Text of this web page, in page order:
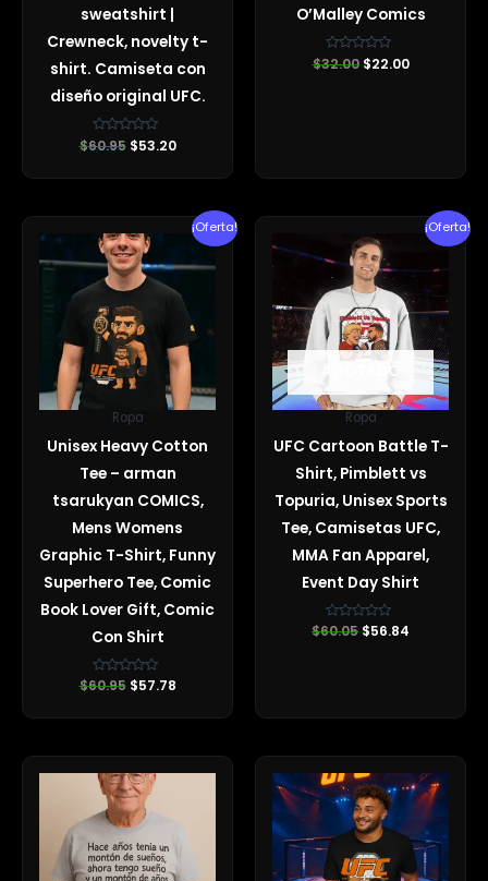
sweatshirt |
Crewneck, novelty t-
shirt. Camiseta con
diseño original UFC.
Valorado
con
de
$60.95 $53.20
O’Malley Comics
Valorado
con
$32.00 $22.00
¡Oferta!
Ropa
Unisex Heavy Cotton
Tee – arman
tsarukyan COMICS,
Mens Womens
Graphic T-Shirt, Funny
Superhero Tee, Comic
Book Lover Gift, Comic
Con Shirt
Valorado
con
de
$60.95
precio
original
era:
$60.95.
$57.78
precio
$57.78.
¡Oferta!
AGOTADO
Ropa
UFC Cartoon Battle T-
Shirt, Pimblett vs
Topuria, Unisex Sports
Tee, Camisetas UFC,
MMA Fan Apparel,
Event Day Shirt
Valorado
con
$60.05
precio
original
era:
$60.05.
$56.84
precio
es:
$56.84.